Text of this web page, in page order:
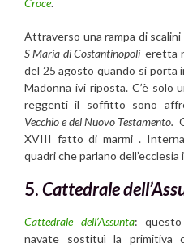
Croce.
Attraverso una rampa di scalini
S Maria di Costantinopoli eretta
del 25 agosto quando si porta
Madonna ivi riposta. C’è
reggenti il soffitto sono
Vecchio e del Nuovo Testamento.
XVIII fatto di marmi .
quadri che parlano dell’ecclesia
5.Cattedrale
Cattedrale dell’Assunta:
navate sostituì la primitiva